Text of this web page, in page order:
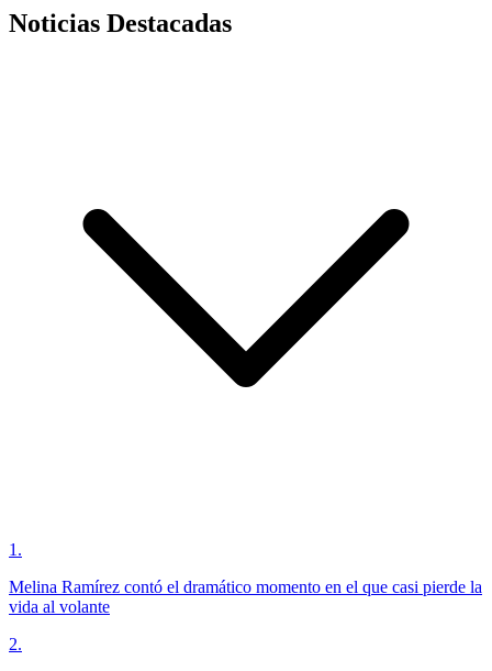
Noticias Destacadas
1 .
Melina Ramírez contó el dramático momento en el que casi pierde la
vida al volante
2.